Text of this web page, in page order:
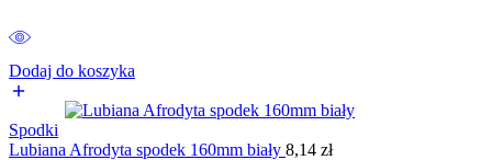
Dodaj do koszyka
Spodki
Lubiana Afrodyta spodek 160mm biały 8,14 zł